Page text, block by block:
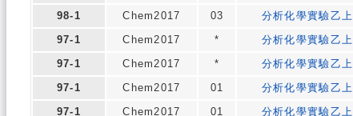
98-1
Chem2017 03 分析化學實驗乙上
97-1
Chem2017 * 分析化學實驗乙上
97-1
Chem2017 * 分析化學實驗乙上
97-1
Chem2017 01 分析化學實驗乙上
97-1
Chem2017 01 分析化學實驗乙上